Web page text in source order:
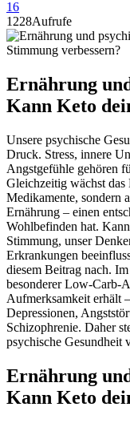
16
1228Aufrufe
Ernährung
Kann Keto
Unsere psychische
Druck. Stress, innere
Angstgefühle gehören
Gleichzeitig wächst das
Medikamente, sondern
Ernährung – einen
Wohlbefinden hat.
Stimmung, unser
Erkrankungen
diesem Beitrag nach.
besonderer Low-Carb-
Aufmerksamkeit erhält
Depressionen,
Schizophrenie. Daher
psychische Gesundheit
Ernährung
Kann Keto